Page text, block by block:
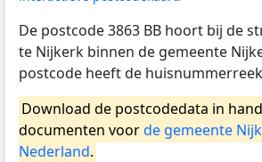
De postcode 3863 BB hoort bij de
te Nijkerk binnen de gemeente
postcode heeft de
Download de postcodedata in
documenten voorde gemeente
Nederland.